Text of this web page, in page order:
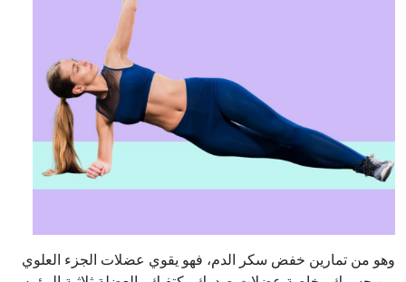
وهو من تمارين خفض سكر الدم، فهو يقوي عضلات الجزء العلوي